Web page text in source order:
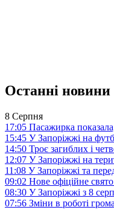
Останні новини
8 Серпня
17:05 Пасажирка
15:45 У Запоріжжі на
14:50 Троє загиблих і
12:07 У Запоріжжі на
11:08 У Запоріжжі та
09:02 Нове офіційне
08:30 У Запоріжжі з 8
07:56 Зміни в роботі